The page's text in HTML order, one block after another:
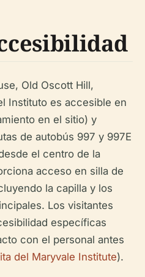
Old Oscott Hill,
Instituto es accesible en
en el sitio) y
de autobús 997 y 997E
el centro de la
acceso en silla de
la capilla y los
Los visitantes
específicas
con el personal antes
del Maryvale Institute).